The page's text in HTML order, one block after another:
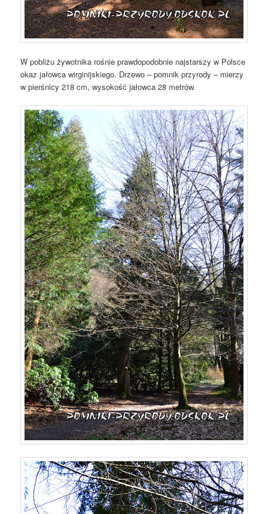
W pobliżu żywotnika rośnie prawdopodobnie najstarszy w Polsce
okaz jałowca wirginijskiego. Drzewo – pomnik przyrody – mierzy
w pierśnicy 218 cm, wysokość jałowca 28 metrów.